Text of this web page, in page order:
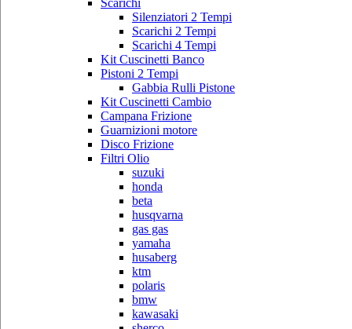
Silenziatori 2 Tempi
Scarichi 2 Tempi
Scarichi 4 Tempi
Kit Cuscinetti Banco
Pistoni 2 Tempi
Gabbia Rulli Pistone
Kit Cuscinetti Cambio
Campana Frizione
Guarnizioni motore
Disco Frizione
Filtri Olio
suzuki
honda
beta
husqvarna
gas gas
yamaha
husaberg
ktm
polaris
bmw
kawasaki